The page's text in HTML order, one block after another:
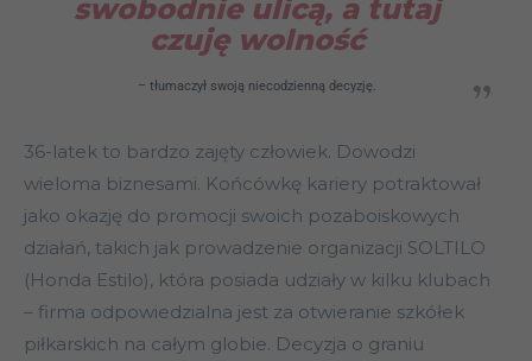
swobodnie ulicą, a tutaj
czuję wolność
– tłumaczył swoją niecodzienną decyzję.
36-latek to bardzo zajęty człowiek. Dowodzi
wieloma biznesami. Końcówkę kariery potraktował
jako okazję do promocji swoich pozaboiskowych
działań, takich jak prowadzenie organizacji SOLTILO
(Honda Estilo), która posiada udziały w kilku klubach
– firma odpowiedzialna jest za otwieranie szkółek
piłkarskich na całym globie. Decyzja o graniu